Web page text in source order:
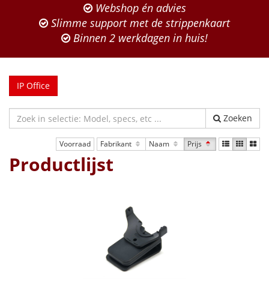
Webshop én advies
Slimme support met de strippenkaart
Binnen 2 werkdagen in huis!
IP Office
Zoeken
Voorraad Fabrikant Naam Prijs
Productlijst